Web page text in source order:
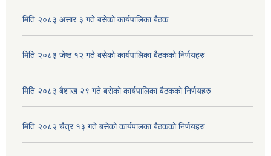
मिति २०८३ असार ३ गते बसेको कार्यपालिका बैठक
मिति २०८३ जेष्ठ १२ गते बसेको कार्यपालिका बैठकको निर्णयहरु
मिति २०८३ बैशाख २९ गते बसेको कार्यपालिका बैठकको निर्णयहरु
मिति २०८२ चैत्र १३ गते बसेको कार्यपालका बैठकको निर्णयहरु